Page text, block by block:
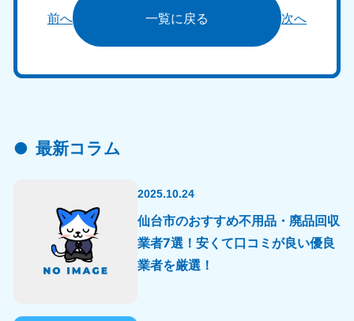
前へ 一覧に戻る 次へ
最新コラム
2025.10.24
仙台市のおすすめ不用品・廃品回収
業者7選！安くて口コミが良い優良
業者を厳選！